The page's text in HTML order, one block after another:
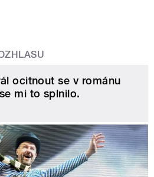
ocitnout se v románu
mi to splnilo.